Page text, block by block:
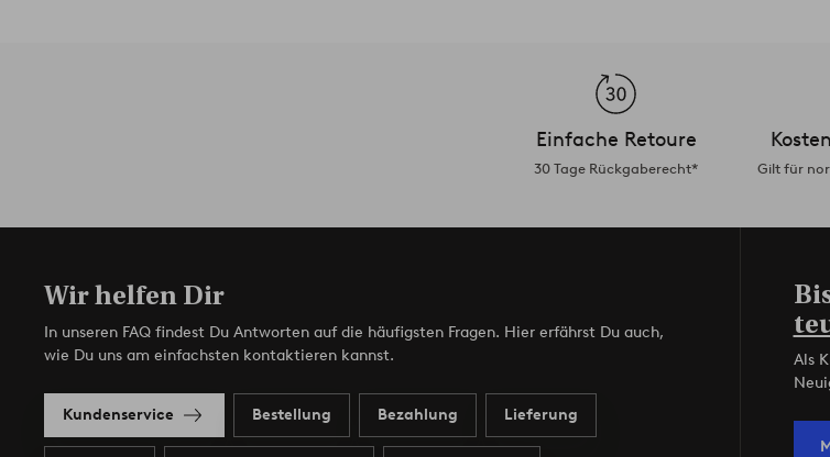
Einfache Retoure
30 Tage Rückgaberecht*
Gilt für
Wir helfen Dir
In unseren FAQ findest Du Antworten auf die häufigsten Fragen. Hier erfährst Du auch,
wie Du uns am einfachsten kontaktieren kannst.
Kundenservice Bestellung Bezahlung Lieferung
Als